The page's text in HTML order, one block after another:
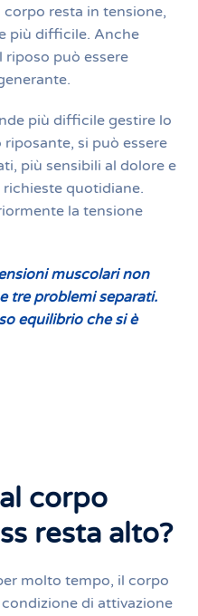
resta in tensione,
più difficile. Anche
riposo può essere
più difficile gestire lo
si può essere
più sensibili al dolore e
quotidiane.
la tensione
muscolari non
tre problemi separati.
equilibrio che si è
corpo
resta alto?
molto tempo, il corpo
di attivazione